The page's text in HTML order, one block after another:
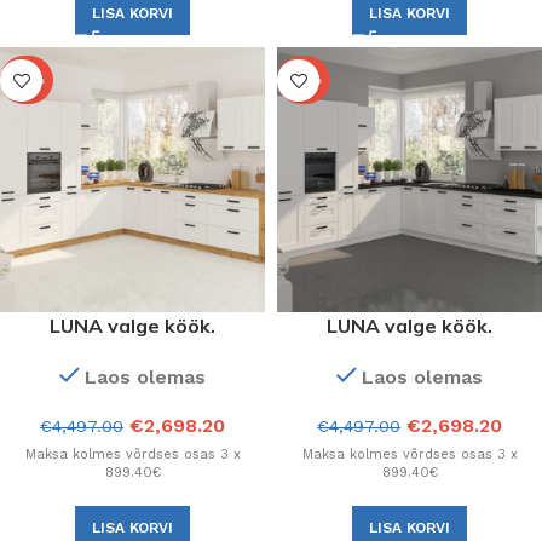
LISA KORVI LISA KORVI
-40%
LUNA valge köök.
Laos olemas
€4,497.00 €2,698.20
Maksa kolmes võrdses osas 3 x
899.40€
LISA KORVI
-40%
LUNA valge köök.
Laos olemas
€4,497.00 €2,698.20
Maksa kolmes võrdses osas 3 x
899.40€
LISA KORVI